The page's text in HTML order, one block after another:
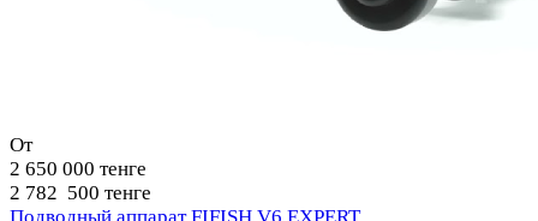
От
2 650 000 тенге
2 782 500 тенге